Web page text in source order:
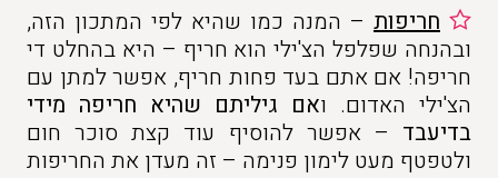
חריפות – המנה כמו שהיא לפי המתכון הזה,
ובהנחה שפלפל הצ'ילי הוא חריף – היא בהחלט די
חריפה! אם אתם בעד פחות חריף, אפשר למתן עם
הצ'ילי האדום. ואם גיליתם שהיא חריפה מידי
בדיעבד – אפשר להוסיף עוד קצת סוכר חום
ולטפטף מעט לימון פנימה – זה מעדן את החריפות